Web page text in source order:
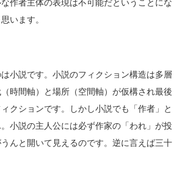
作者主体の表現は不可能だということにな
います。
小説です。小説のフィクション構造は多層
時間軸）と場所（空間軸）が仮構され最後
クションです。しかし小説でも「作者」と
小説の主人公には必ず作家の「われ」が投
んと開いて見えるのです。逆に言えば三十